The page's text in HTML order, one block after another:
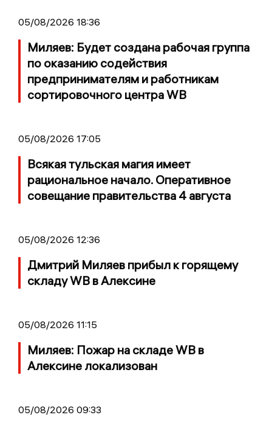
05/08/2026 18:36
Миляев: Будет создана рабочая группа
по оказанию содействия
предпринимателям и работникам
сортировочного центра WB
05/08/2026 17:05
Всякая тульская магия имеет
рациональное начало. Оперативное
совещание правительства 4 августа
05/08/2026 12:36
Дмитрий Миляев прибыл к горящему
складу WB в Алексине
05/08/2026 11:15
Миляев: Пожар на складе WB в
Алексине локализован
05/08/2026 09:33